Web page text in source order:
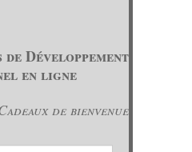
Développement
en ligne
de bienvenue